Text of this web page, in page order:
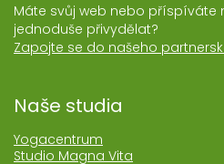
Máte svůj web nebo příspíváte
jednoduše přivydělat?
Zapojte se do našeho
Naše studia
Yogacentrum
Studio Magna Vita